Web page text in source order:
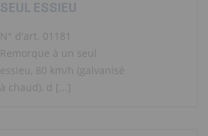
SEUL ESSIEU
N° d'art. 01181
Remorque à un seul
essieu, 80 km/h (galvanisé
à chaud), d [...]